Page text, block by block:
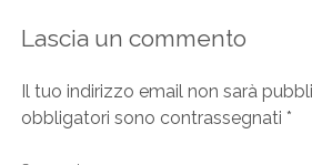
Lascia un commento
Il tuo indirizzo email non sarà
obbligatori sono contrassegnati *